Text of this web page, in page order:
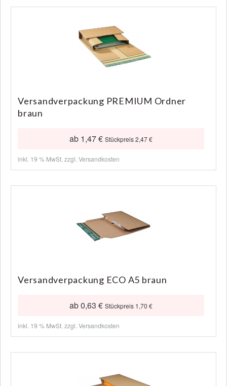
Versandverpackung PREMIUM Ordner
braun
ab 1,47 € Stückpreis 2,47 €
inkl. 19 % MwSt. zzgl. Versandkosten
Versandverpackung ECO A5 braun
ab 0,63 € Stückpreis 1,70 €
inkl. 19 % MwSt. zzgl. Versandkosten